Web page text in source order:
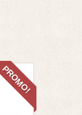
PROMO!